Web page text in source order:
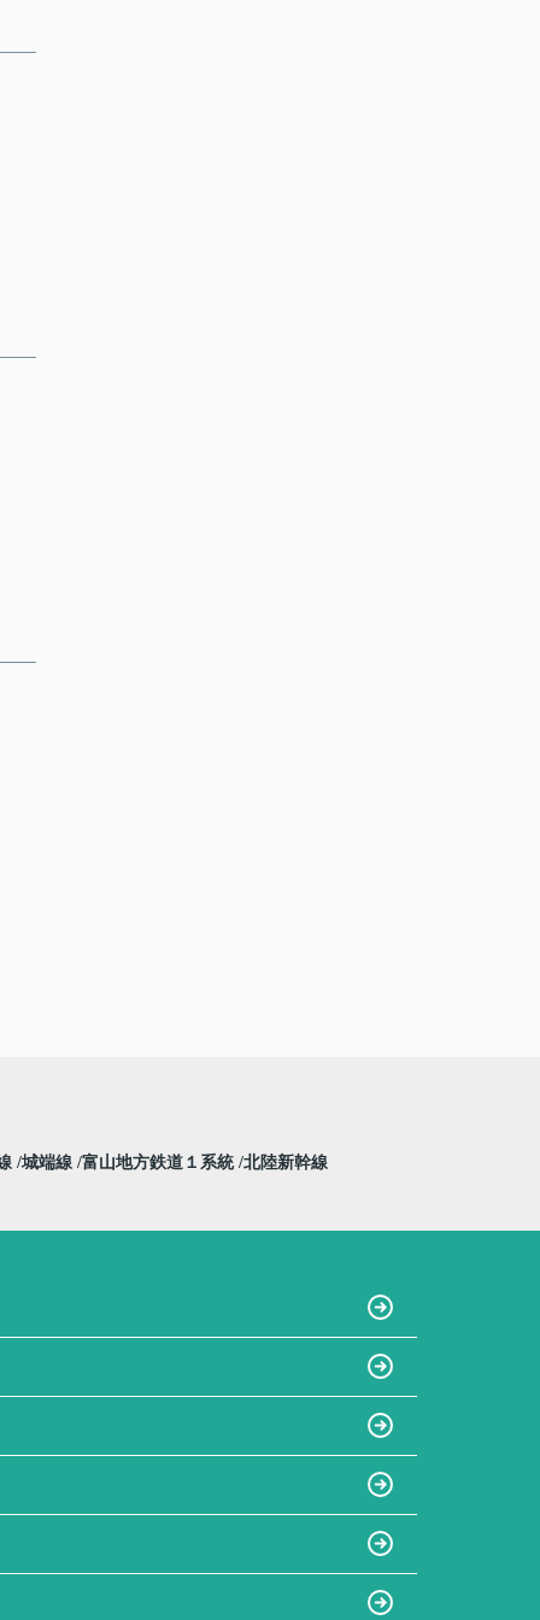
城端線 富山地方鉄道１系統 北陸新幹線